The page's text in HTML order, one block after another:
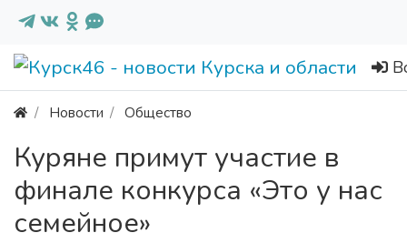
Новости Общество
Куряне примут участие в
финале конкурса «Это у нас
семейное»